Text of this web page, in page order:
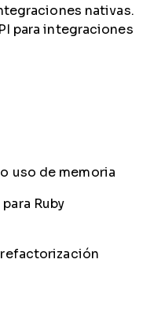
nativas.
para integraciones
uso de memoria
Ruby